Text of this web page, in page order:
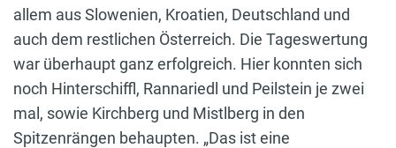
allem aus Slowenien, Kroatien, Deutschland und
auch dem restlichen Österreich. Die Tageswertung
war überhaupt ganz erfolgreich. Hier konnten sich
noch Hinterschiffl, Rannariedl und Peilstein je zwei
mal, sowie Kirchberg und Mistlberg in den
Spitzenrängen behaupten. „Das ist eine